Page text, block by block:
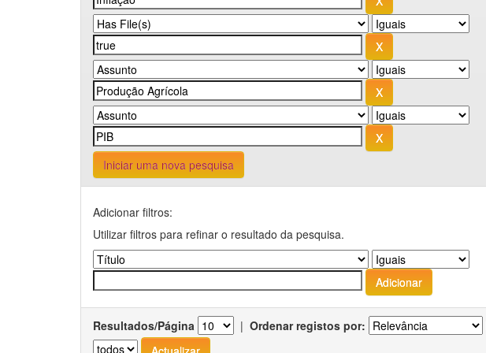
Iniciar uma nova pesquisa
Adicionar filtros:
Utilizar filtros para refinar o resultado da pesquisa.
Resultados/Página | Ordenar registos por: